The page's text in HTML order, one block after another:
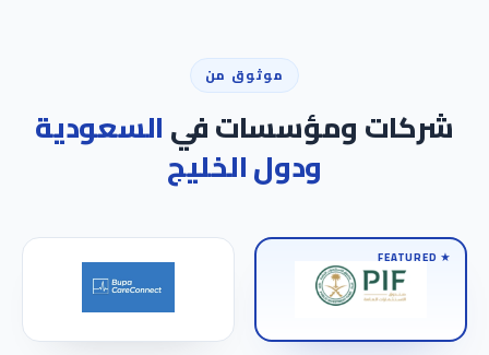
موثوق من
شركات ومؤسسات فيالسعودية
ودول الخليج
★ FEATURED